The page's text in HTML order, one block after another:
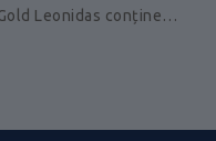
Leonidas conține…